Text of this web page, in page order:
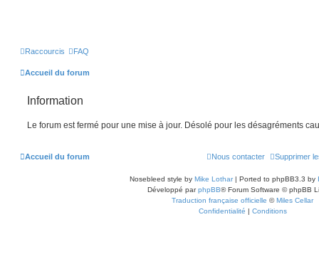
Raccourcis FAQ
Accueil du forum
Information
Le forum est fermé pour une mise à jour. Désolé pour les désagréments
Accueil du forum Supprimer
Nous contacter
Nosebleed style by Mike Lothar| Ported to phpBB3.3 by
Développé parphpBB® Forum Software © phpBB
Traduction française officielle ©Miles Cellar
Confidentialité | Conditions